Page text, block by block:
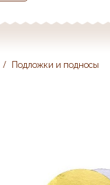
/ Подложки и подносы